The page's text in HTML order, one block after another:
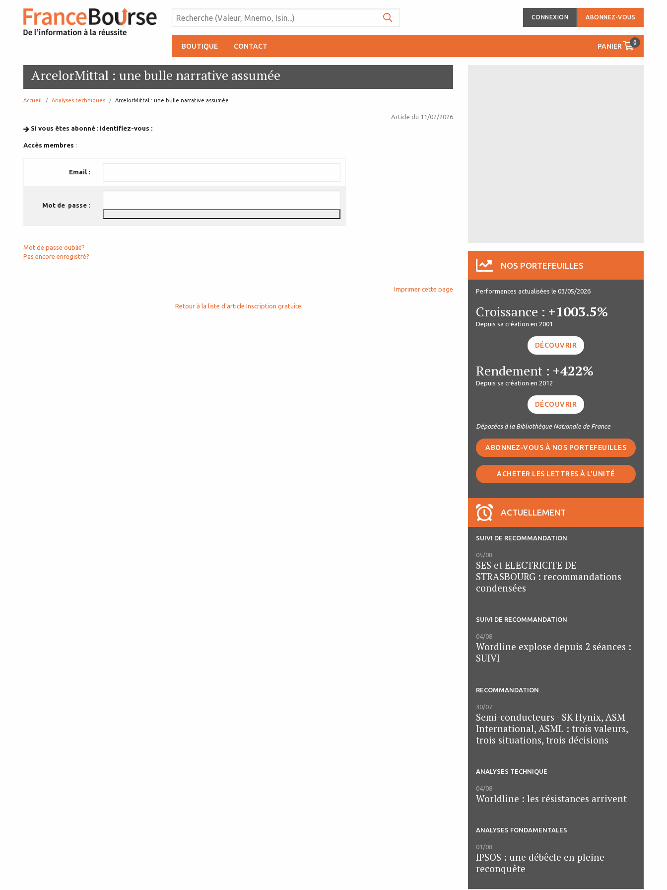
CONNEXION ABONNEZ-VOUS
BOUTIQUE CONTACT PANIER 0
ArcelorMittal : une bulle narrative assumée
Accueil Analyses techniques page:
ArcelorMittal : une bulle narrative assumée
Article du 11/02/2026
Si vous êtes abonné : identifiez-vous :
Accès membres :
Email :
Mot de passe :
Mot de passe oublié?
Pas encore enregistré?
Imprimer cette page
Retour à la liste d'article Inscription gratuite
NOS PORTEFEUILLES
Performances actualisées le 03/05/2026
Croissance : +1003.5%
Depuis sa création en 2001
DÉCOUVRIR
Rendement : +422%
Depuis sa création en 2012
DÉCOUVRIR
Déposées à la Bibliothèque Nationale de France
ABONNEZ-VOUS À NOS PORTEFEUILLES
ACHETER LES LETTRES À L'UNITÉ
ACTUELLEMENT
SUIVI DE RECOMMANDATION
05/08
SES et ELECTRICITE DE
STRASBOURG : recommandations
condensées
SUIVI DE RECOMMANDATION
04/08
Wordline explose depuis 2 séances :
SUIVI
RECOMMANDATION
30/07
Semi-conducteurs - SK Hynix, ASM
International, ASML : trois valeurs,
trois situations, trois décisions
ANALYSES TECHNIQUE
04/08
Worldline : les résistances arrivent
ANALYSES FONDAMENTALES
01/08
IPSOS : une débêcle en pleine
reconquête